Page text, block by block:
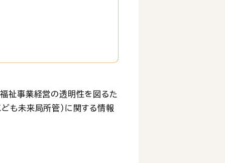
祉事業経営の透明性を図るた
も未来局所管）に関する情報